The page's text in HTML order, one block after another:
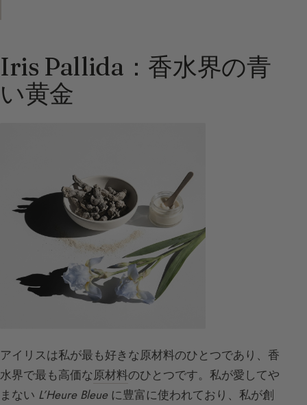
Iris Pallida：香水界の青
い黄金
アイリスは私が最も好きな原材料のひとつであり、香
水界で最も高価な原材料のひとつです。私が愛してや
まない L’Heure Bleueに豊富に使われており、私が創